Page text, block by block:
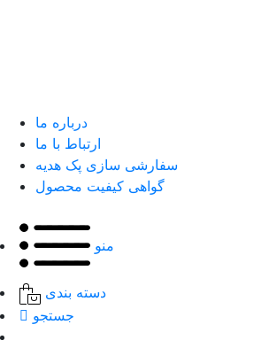
درباره ما
ارتباط با ما
سفارشی سازی پک هدیه
گواهی کیفیت محصول
منو
دسته بندی
جستجو